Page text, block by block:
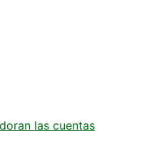
las cuentas